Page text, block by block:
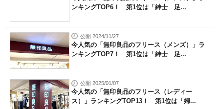
ンキングTOP6！ 第1位は「紳士 足...
公開 2024/11/27
今人気の「無印良品のフリース（メンズ）」ラ
ンキングTOP7！ 第1位は「紳士 足...
公開 2025/01/07
今人気の「無印良品のフリース（レディー
ス）」ランキングTOP13！ 第1位は「婦...